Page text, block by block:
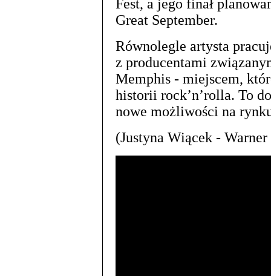
Fest, a jego finał
Great September.
Równolegle artysta
z producentami
Memphis - miejscem,
historii rock’n’rolla. To
nowe możliwości na
(Justyna Wiącek -